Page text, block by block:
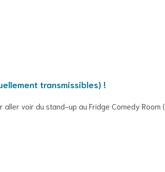
transmissibles) !
voir du stand-up au Fridge Comedy Room (